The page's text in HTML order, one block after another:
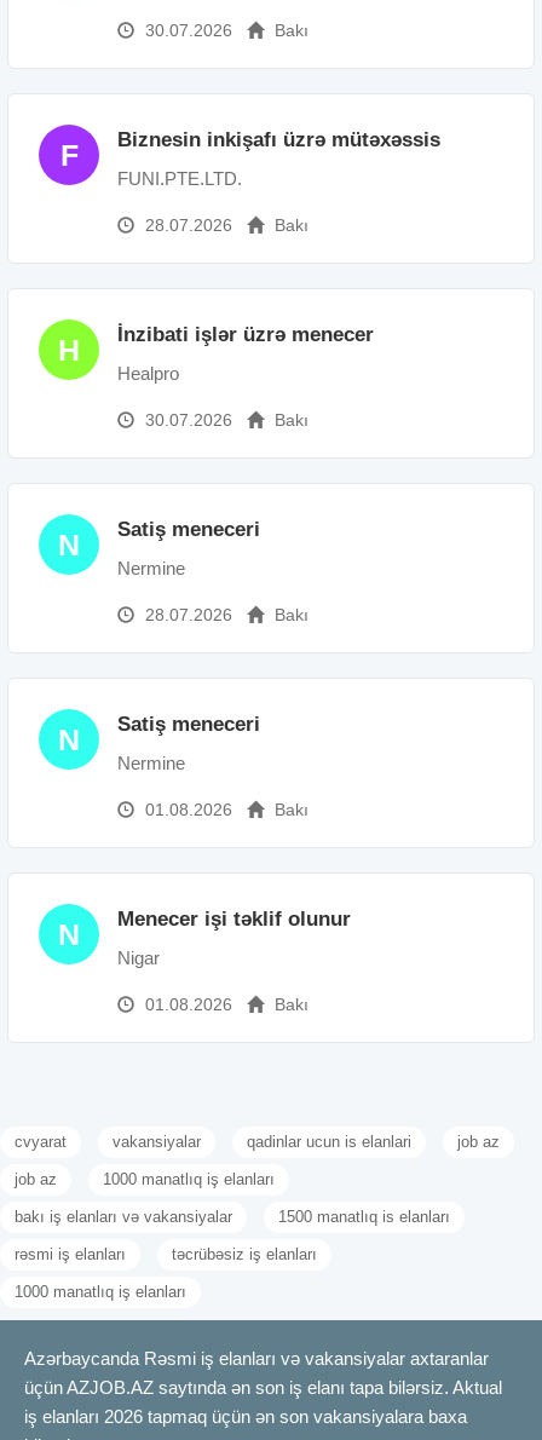
30.07.2026 Bakı
F Biznesin inkişafı üzrə mütəxəssis
FUNI.PTE.LTD.
28.07.2026 Bakı
H İnzibati işlər üzrə menecer
Healpro
30.07.2026 Bakı
N Satiş meneceri
Nermine
28.07.2026 Bakı
N Satiş meneceri
Nermine
01.08.2026 Bakı
N Menecer işi təklif olunur
Nigar
01.08.2026 Bakı
cvyarat vakansiyalar qadinlar ucun is elanlari job az
job az 1000 manatlıq iş elanları
bakı iş elanları və vakansiyalar 1500 manatlıq is elanları
rəsmi iş elanları təcrübəsiz iş elanları
1000 manatlıq iş elanları
Azərbaycanda Rəsmi iş elanları və vakansiyalar axtaranlar
üçün AZJOB.AZ saytında ən son iş elanı tapa bilərsiz. Aktual
iş elanları 2026 tapmaq üçün ən son vakansiyalara baxa